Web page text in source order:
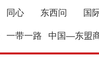
同心 东西问 国
一带一路 中国—东盟